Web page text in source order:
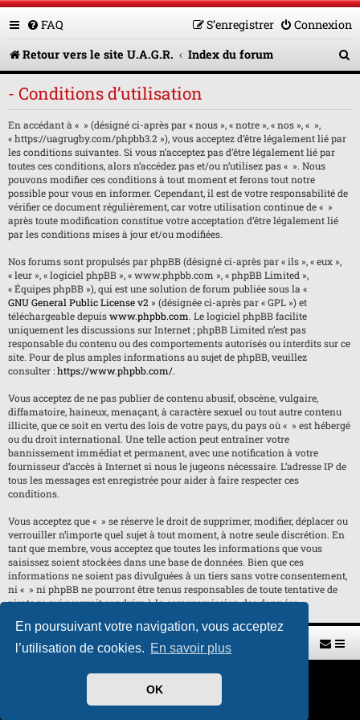
En poursuivant votre navigation, vous acceptez
l’utilisation de cookies. En savoir plus
OK
FAQ Connexion
S’enregistrer
Retour vers le site U.A.G.R.
Index du forum
e
- Conditions d’utilisation
En accédant à « » (désigné ci-après par « nous », « notre », « nos », « »,
« https://uagrugby.com/phpbb3.2 »), vous acceptez d’être légalement lié par
les conditions suivantes. Si vous n’acceptez pas d’être légalement lié par
toutes ces conditions, alors n’accédez pas et/ou n’utilisez pas « ». Nous
pouvons modifier ces conditions à tout moment et ferons tout notre
possible pour vous en informer. Cependant, il est de votre responsabilité de
vérifier ce document régulièrement, car votre utilisation continue de « »
après toute modification constitue votre acceptation d’être légalement lié
par les conditions mises à jour et/ou modifiées.
Nos forums sont propulsés par phpBB (désigné ci-après par « ils », « eux »,
« leur », « logiciel phpBB », « www.phpbb.com », « phpBB Limited »,
« Équipes phpBB »), qui est une solution de forum publiée sous la «
GNU General Public License v2 » (désignée ci-après par « GPL ») et
téléchargeable depuiswww.phpbb.com. Le logiciel phpBB facilite
uniquement les discussions sur Internet ; phpBB Limited n’est pas
responsable du contenu ou des comportements autorisés ou interdits sur ce
site. Pour de plus amples informations au sujet de phpBB, veuillez
consulter :https://www.phpbb.com/.
Vous acceptez de ne pas publier de contenu abusif, obscène, vulgaire,
diffamatoire, haineux, menaçant, à caractère sexuel ou tout autre contenu
illicite, que ce soit en vertu des lois de votre pays, du pays où « » est hébergé
ou du droit international. Une telle action peut entraîner votre
bannissement immédiat et permanent, avec une notification à votre
fournisseur d’accès à Internet si nous le jugeons nécessaire. L’adresse IP de
tous les messages est enregistrée pour aider à faire respecter ces
conditions.
Vous acceptez que « » se réserve le droit de supprimer, modifier, déplacer ou
verrouiller n’importe quel sujet à tout moment, à notre seule discrétion. En
tant que membre, vous acceptez que toutes les informations que vous
saisissez soient stockées dans une base de données. Bien que ces
informations ne soient pas divulguées à un tiers sans votre consentement,
ni « » ni phpBB ne pourront être tenus responsables de toute tentative de
piratage qui pourrait conduire à la compromission des données.
Retour vers le site U.A.G.R. Index du forum
Développé parphpBB® Forum Software © phpBB Limited
Traduit par
Style parH. DREUILHE avec l'aide de CABOT